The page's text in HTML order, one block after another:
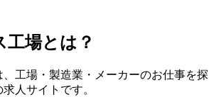
工場とは？
、工場・製造業・メーカーのお仕事を探
人サイトです。